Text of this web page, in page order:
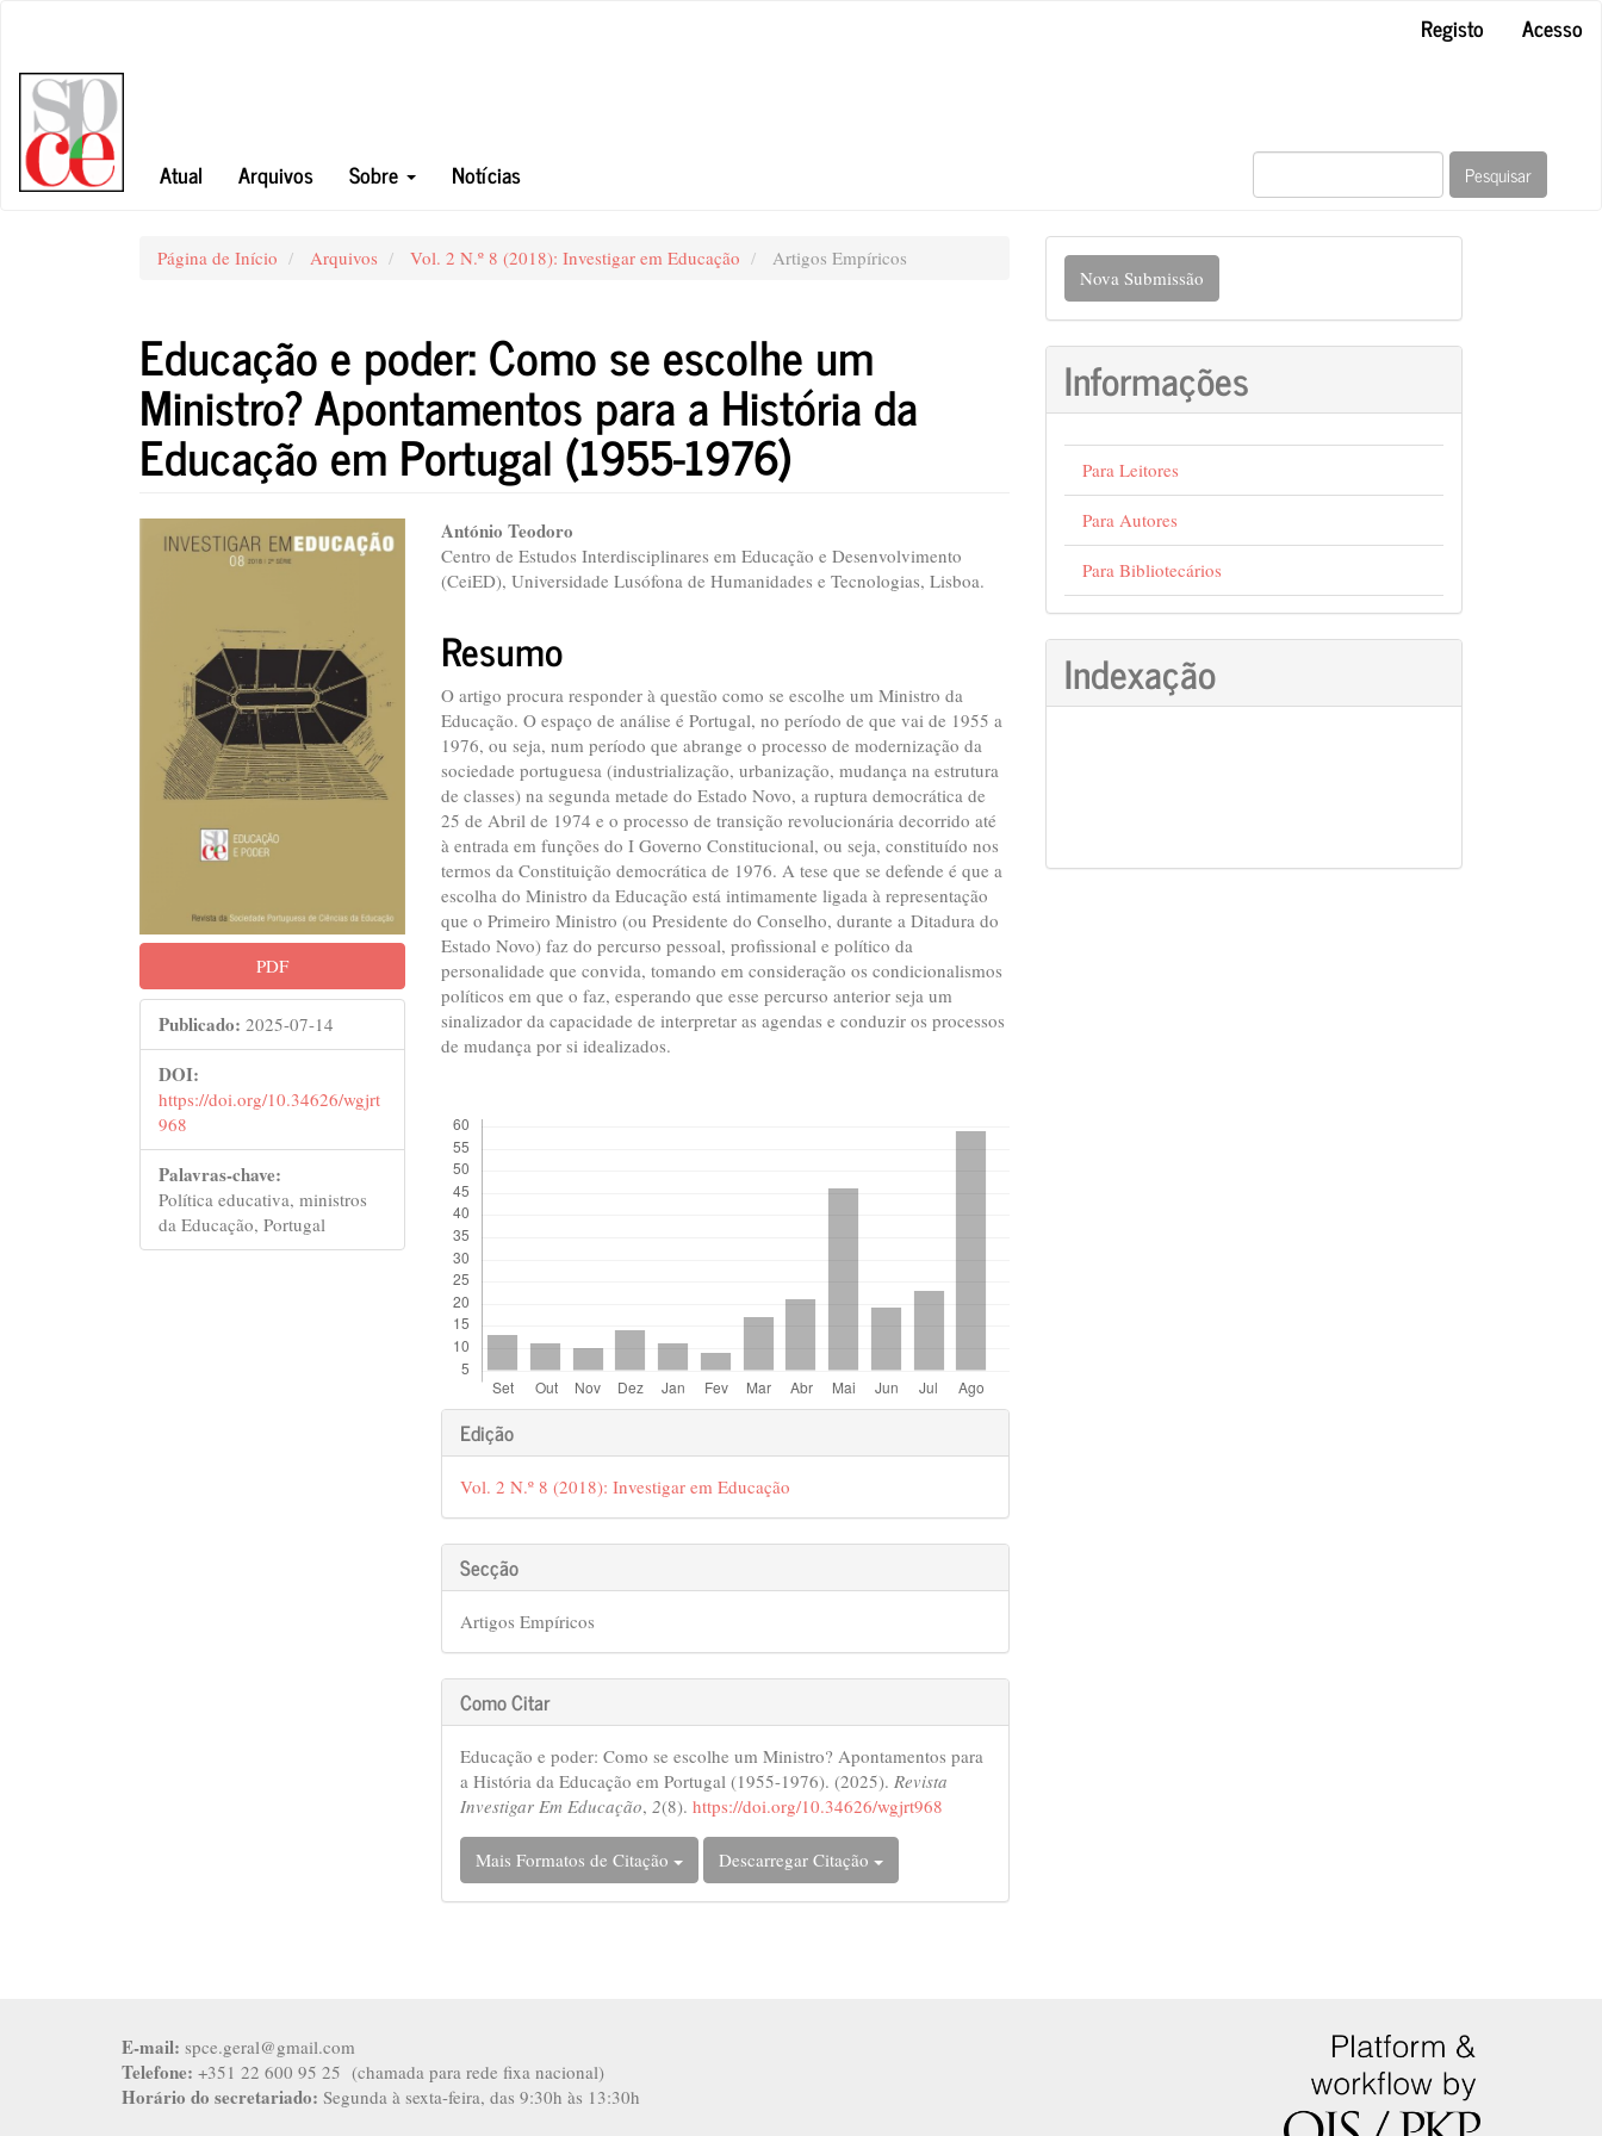
Registo Acesso
Atual Arquivos Sobre Notícias Pesquisar
Página de Início Arquivos Vol. 2 N.º 8 (2018): Investigar em Educação Artigos Empíricos
Educação e poder: Como se escolhe um
Ministro? Apontamentos para a História da
Educação em Portugal (1955-1976)
##plugins.themes.bootstrap3.article.sidebar##
PDF
Publicado: 2025-07-14
DOI:
https://doi.org/10.34626/wgjrt
968
Palavras-chave:
Política educativa, ministros
da Educação, Portugal
##plugins.themes.bootstrap3.article.main##
António Teodoro
Centro de Estudos Interdisciplinares em Educação e Desenvolvimento
(CeiED), Universidade Lusófona de Humanidades e Tecnologias, Lisboa.
Resumo
O artigo procura responder à questão como se escolhe um Ministro da
Educação. O espaço de análise é Portugal, no período de que vai de 1955 a
1976, ou seja, num período que abrange o processo de modernização da
sociedade portuguesa (industrialização, urbanização, mudança na estrutura
de classes) na segunda metade do Estado Novo, a ruptura democrática de
25 de Abril de 1974 e o processo de transição revolucionária decorrido até
à entrada em funções do I Governo Constitucional, ou seja, constituído nos
termos da Constituição democrática de 1976. A tese que se defende é que a
escolha do Ministro da Educação está intimamente ligada à representação
que o Primeiro Ministro (ou Presidente do Conselho, durante a Ditadura do
Estado Novo) faz do percurso pessoal, profissional e político da
personalidade que convida, tomando em consideração os condicionalismos
políticos em que o faz, esperando que esse percurso anterior seja um
sinalizador da capacidade de interpretar as agendas e conduzir os processos
de mudança por si idealizados.
##plugins.themes.bootstrap3.article.details##
Edição
Vol. 2 N.º 8 (2018): Investigar em Educação
Secção
Artigos Empíricos
Como Citar
Educação e poder: Como se escolhe um Ministro? Apontamentos para
a História da Educação em Portugal (1955-1976). (2025).Revista
Investigar Em Educação,2(8).https://doi.org/10.34626/wgjrt968
Mais Formatos de Citação Descarregar Citação
Nova
Submissão
Nova Submissão
Informações
Para Leitores
Para Autores
Para Bibliotecários
Indexação
E-mail: spce.geral@gmail.com
Telefone: +351 22 600 95 25 (chamada para rede fixa nacional)
Horário do secretariado: Segunda à sexta-feira, das 9:30h às 13:30h